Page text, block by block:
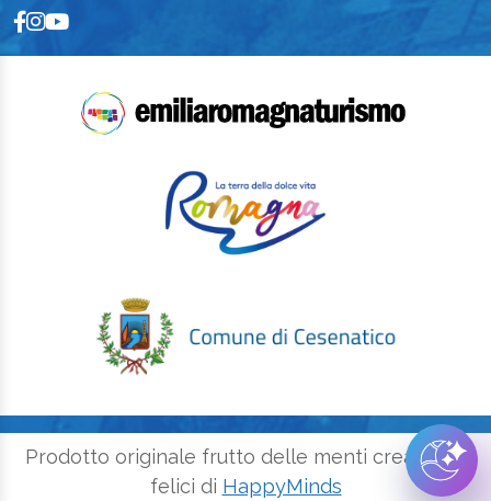
Prodotto originale frutto delle menti creative e
felici di HappyMinds